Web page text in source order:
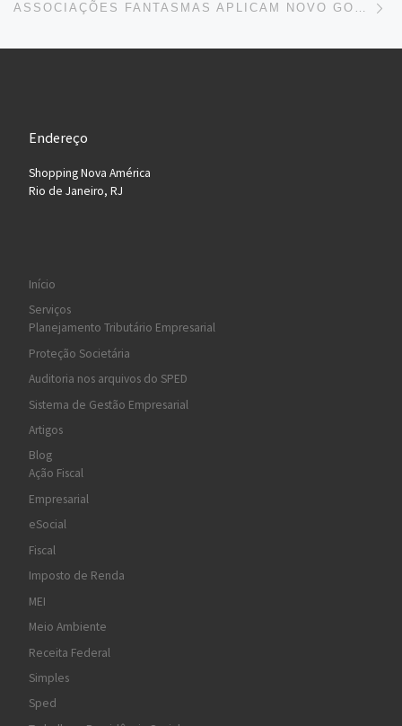
ASSOCIAÇÕES FANTASMAS APLICAM NOVO GOLPE AOS MEIS
Endereço
Shopping Nova América
Rio de Janeiro, RJ
Início
Serviços
Planejamento Tributário Empresarial
Proteção Societária
Auditoria nos arquivos do SPED
Sistema de Gestão Empresarial
Artigos
Blog
Ação Fiscal
Empresarial
eSocial
Fiscal
Imposto de Renda
MEI
Meio Ambiente
Receita Federal
Simples
Sped